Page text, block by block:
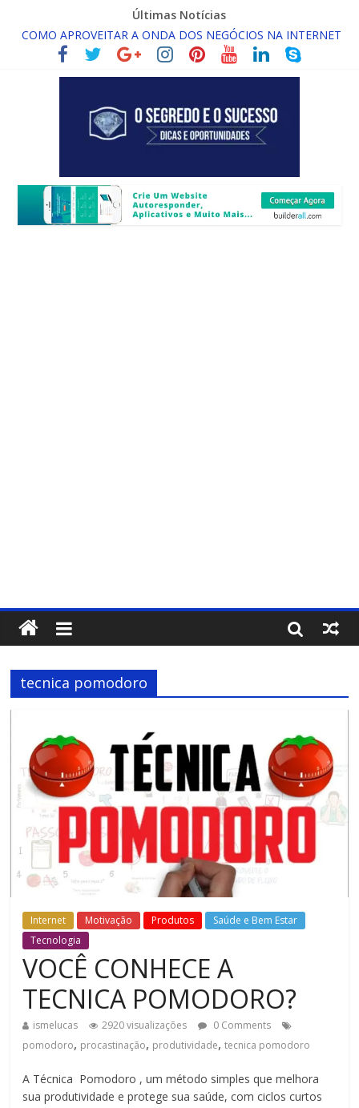
Últimas Notícias
COMO APROVEITAR A ONDA DOS NEGÓCIOS NA INTERNET
ORAÇÃO PELO SUCESSO!!
O QUE É RENDA ONLINE INFINITA?
O QUE É ASSINATURA DIGITAL COM VALIDADE JURÍDICA?
tecnica pomodoro
Internet Motivação Produtos
Saúde e Bem Estar
Tecnologia
VOCÊ CONHECE A
TECNICA POMODORO?
ismelucas 2920 visualizações
0 Comments
pomodoro, procastinação, produtividade,tecnica pomodoro
A Técnica Pomodoro , um método simples que melhora
sua produtividade e protege sua saúde, com ciclos curtos